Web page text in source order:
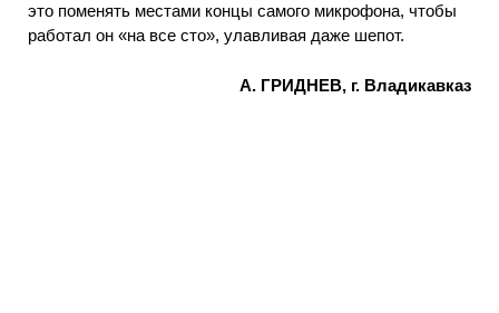
это поменять местами концы самого микрофона, чтобы
работал он «на все сто», улавливая даже шепот.
А. ГРИДНЕВ, г. Владикавказ